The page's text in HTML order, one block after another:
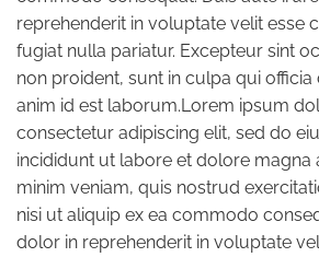
reprehenderit in voluptate velit esse
fugiat nulla pariatur. Excepteur sint
non proident, sunt in culpa qui
anim id est laborum.Lorem ipsum
consectetur adipiscing elit, sed do
incididunt ut labore et dolore magna
minim veniam, quis nostrud
nisi ut aliquip ex ea commodo
dolor in reprehenderit in voluptate